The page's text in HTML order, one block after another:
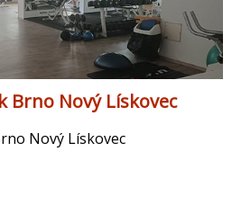
Brno Nový Lískovec
Nový Lískovec